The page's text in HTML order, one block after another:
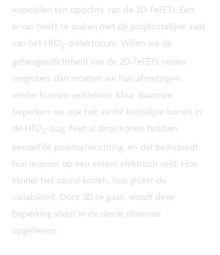
voordelen ten opzichte van de 2D-FeFETs. Eén
ervan heeft te maken met de polykristallijne aard
van het HfO2 diëlektricum. Willen we de
geheugendichtheid van de 2D-FeFETs verder
vergroten, dan moeten we hun afmetingen
verder kunnen verkleinen. Maar daarmee
beperken we ook het aantal kristallijne korrels in
de HfO2-laag. Niet al deze korrels hebben
eenzelfde polarisatierichting, en dat beïnvloedt
hun respons op een extern elektrisch veld. Hoe
kleiner het aantal korrels, hoe groter de
variabiliteit. Door 3D te gaan, wordt deze
beperking alvast in de derde dimensie
opgeheven.